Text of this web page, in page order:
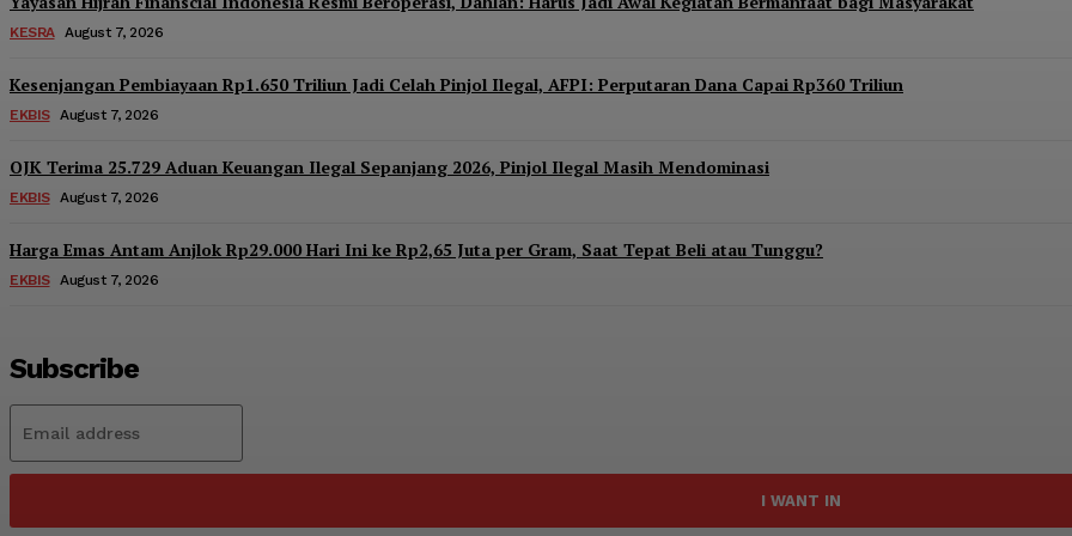
KESRA August 7, 2026
Kesenjangan Pembiayaan Rp1.650 Triliun Jadi Celah Pinjol Ilegal, AFPI: Perputaran Dana Capai Rp360 Triliun
EKBIS August 7, 2026
OJK Terima 25.729 Aduan Keuangan Ilegal Sepanjang 2026, Pinjol Ilegal Masih Mendominasi
EKBIS August 7, 2026
Harga Emas Antam Anjlok Rp29.000 Hari Ini ke Rp2,65 Juta per Gram, Saat Tepat Beli atau Tunggu?
EKBIS August 7, 2026
Subscribe
I WANT IN